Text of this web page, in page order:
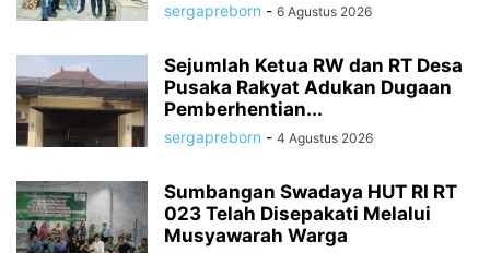
sergapreborn - 6 Agustus 2026
Sejumlah Ketua RW dan RT Desa
Pusaka Rakyat Adukan Dugaan
Pemberhentian...
sergapreborn - 4 Agustus 2026
Sumbangan Swadaya HUT RI RT
023 Telah Disepakati Melalui
Musyawarah Warga